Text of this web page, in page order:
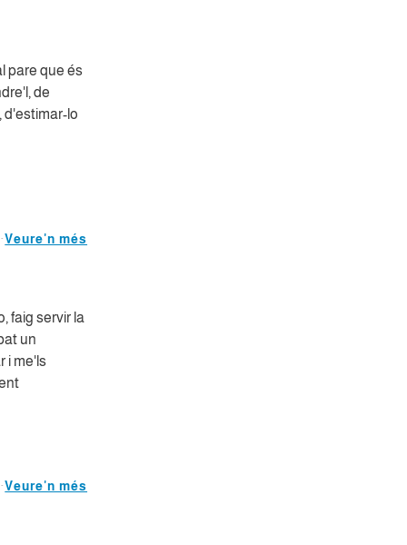
pare que és
de
d'estimar-lo
Veure'n més
faig servir la
un
i me'ls
Veure'n més